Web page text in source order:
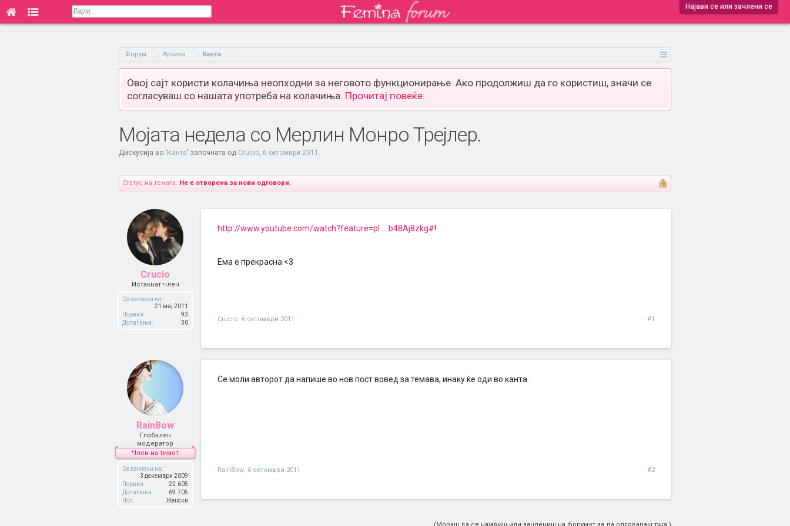
Најави се или зачлени се
Форум Архива Канта
Овој сајт користи колачиња неопходни за неговото функционирање. Ако продолжиш да го користиш, значи се
согласуваш со нашата употреба на колачиња. Прочитај повеќе.
Мојата недела со Мерлин Монро Трејлер.
Дискусија во ' Канта' започната од Crucio, 6 октомври 2011 .
Статус на темата: Не е отворена за нови одговори.
Crucio
Истакнат член
Се зачлени на:
21 мај 2011
Пораки:
93
Допаѓања:
30
http://www.youtube.com/watch?feature=pl ... b48Aj8zkg#!
Ема е прекрасна <3
Crucio, 6 октомври 2011 #1
RainBow
Глобален
модератор
Член на тимот
Се зачлени на:
3 декември 2009
Пораки:
22.605
Допаѓања:
69.705
Пол:
Женски
Се моли авторот да напише во нов пост вовед за темава, инаку ќе оди во канта.
RainBow, 6 октомври 2011 #2